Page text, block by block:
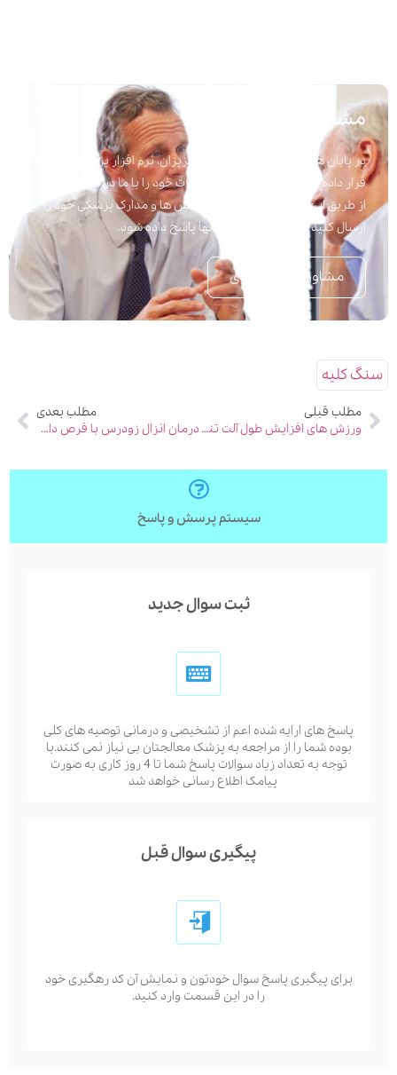
مشاوره پزشکی
در پایان هر مقاله برای راحتی شما عزیزان، نرم افزار پرسش و پاسخ
قرار داده شده است تا به راحتی سوالات خود را با ما در میان بگذارید.
از طریق این نرم افزار می توانید پرسش ها و مدارک پزشکی خود را
ارسال کنید تا در اسرع وقت به آنها پاسخ داده شود.
مشاوره تلفنی فوری
سنگ کلیه
مطلب قبلی
ورزش های افزایش طول آلت تناسلی
مطلب بعدی
درمان انزال زودرس با قرص داکسوپیل
سیستم پرسش و پاسخ
ثبت سوال جدید
پاسخ های ارایه شده اعم از تشخیصی و درمانی توصیه های کلی
بوده شما را از مراجعه به پزشک معالجتان بی نیاز نمی کنند.با
توجه به تعداد زیاد سوالات پاسخ شما تا 4 روز کاری به صورت
پیامک اطلاع رسانی خواهد شد
پیگیری سوال قبل
برای پیگیری پاسخ سوال خودتون و نمایش آن کد رهگیری خود
را در این قسمت وارد کنید.